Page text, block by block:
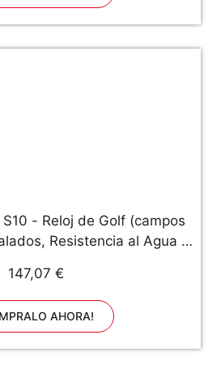
- Reloj de Golf (campos
Resistencia al Agua 5
147,07 €
AHORA!